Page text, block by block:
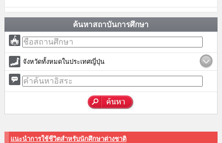
ค้นหาสถาบันการศึกษา
จังหวัดทั้งหมดในประเทศญี่ปุ่น
แนะนำการใช้ชีวิตสำหรับนักศึกษาต่างชาติ